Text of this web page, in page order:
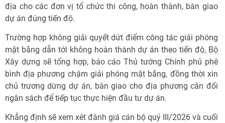
địa cho các đơn vị tổ chức thi công, hoàn thành, bàn giao
dự án đúng tiến độ.
Trường hợp không giải quyết dứt điểm công tác giải phóng
mặt bằng dẫn tới không hoàn thành dự án theo tiến độ, Bộ
Xây dựng sẽ tổng hợp, báo cáo Thủ tướng Chính phủ phê
bình địa phương chậm giải phóng mặt bằng, đồng thời xin
chủ trương dừng dự án, bàn giao cho địa phương cân đối
ngân sách để tiếp tục thực hiện đầu tư dự án.
Khẳng định sẽ xem xét đánh giá cán bộ quý III/2026 và cuối